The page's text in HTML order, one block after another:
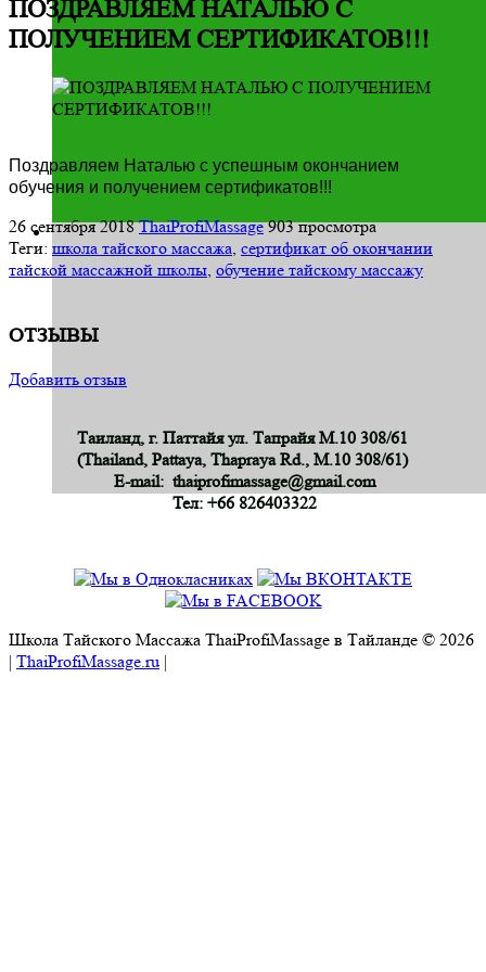
ПОЗДРАВЛЯЕМ НАТАЛЬЮ С
ПОЛУЧЕНИЕМ СЕРТИФИКАТОВ!!!
Поздравляем Наталью с успешным окончанием
обучения и получением сертификатов!!!
26 сентября 2018 ThaiProfiMassage 903 просмотра
Теги: школа тайского массажа, сертификат об окончании
тайской массажной школы, обучение тайскому массажу
ОТЗЫВЫ
Добавить отзыв
Таиланд, г. Паттайя ул. Тапрайя М.10 308/61
(Thailand, Pattaya, Thapraya Rd., M.10 308/61)
E-mail: thaiprofimassage@gmail.com
Тел: +66 826403322
Школа Тайского Массажа ThaiProfiMassage в Тайланде © 2026
| ThaiProfiMassage.ru |